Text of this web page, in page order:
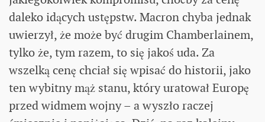
daleko idących ustępstw. Macron chyba jednak
uwierzył, że może być drugim Chamberlainem,
tylko że, tym razem, to się jakoś uda. Za
wszelką cenę chciał się wpisać do historii, jako
ten wybitny mąż stanu, który uratował Europę
przed widmem wojny – a wyszło raczej